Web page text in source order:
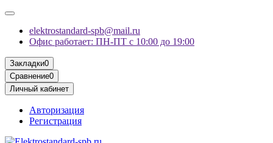
elektrostandard-spb@mail.ru
Офис работает: ПН-ПТ с 10:00 до 19:00
Закладки0
Сравнение0
Личный кабинет
Авторизация
Регистрация